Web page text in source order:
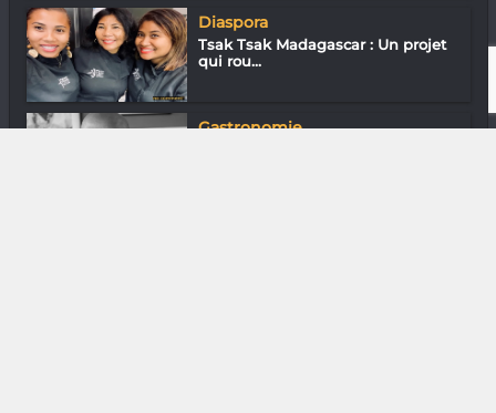
Diaspora
Tsak Tsak Madagascar : Un projet
qui rou...
Gastronomie